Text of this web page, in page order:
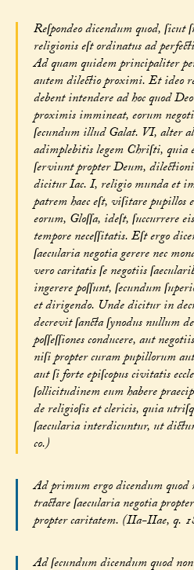
Reſpondeo dicendum quod, ſicut
religionis eſt ordinatus ad
Ad quam quidem principaliter
autem dilectio proximi. Et ideo
debent intendere ad hoc quod
proximis immineat, eorum
ſecundum illud Galat. VI, alter
adimplebitis legem Chriſti, quia
ſerviunt propter Deum,
dicitur Iac. I, religio munda et
patrem haec eſt, viſitare
eorum, Gloſſa, ideſt, ſuccurrere
tempore neceſſitatis. Eſt ergo
ſaecularia negotia gerere nec
vero caritatis ſe negotiis
ingerere poſſunt, ſecundum
et dirigendo. Unde dicitur in
decrevit ſancta ſynodus nullum
poſſeſſiones conducere, aut
niſi propter curam pupillorum
aut ſi forte epiſcopus civitatis
ſollicitudinem eum habere
de religioſis et clericis, quia
ſaecularia interdicuntur, ut
co.)
Ad primum ergo dicendum
tractare ſaecularia negotia
propter caritatem. (IIa-IIae, q.
Ad ſecundum dicendum quod